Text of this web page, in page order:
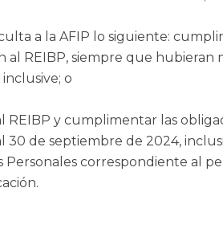
a la AFIP lo siguiente:
al REIBP, siempre que hubieran
o
REIBP y cumplimentar las
30 de septiembre de 2024,
correspondiente al